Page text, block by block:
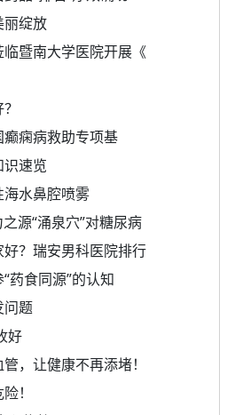
丽绽放
暨南大学医院开展《
癫痫病救助专项基
识速览
水鼻腔喷雾
源“涌泉穴”对糖尿病
？瑞安男科医院排行
药食同源”的认知
问题
好
，让健康不再添堵！
！